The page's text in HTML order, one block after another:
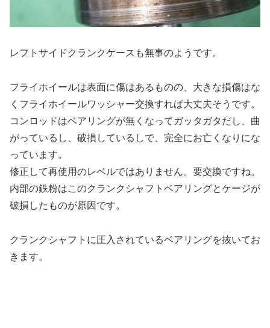
レフトサイドクランクケースも無事のようです。
フライホイールは表面に傷はあるものの、大きな損傷はな
くフライホイールワッシャー交換すれば大丈夫そうです。
コンロッドはベアリングが無くなってガッタガタだし、曲
がっているし、破損しているしで、完全にお亡くなりにな
っています。
修正して再使用のレベルではありません。要交換ですね。
内部の鉄粉はこのクランクシャフトベアリングとケージが
破損したものが原因です。
クランクシャフトに圧入されているベアリングを抜いてお
きます。